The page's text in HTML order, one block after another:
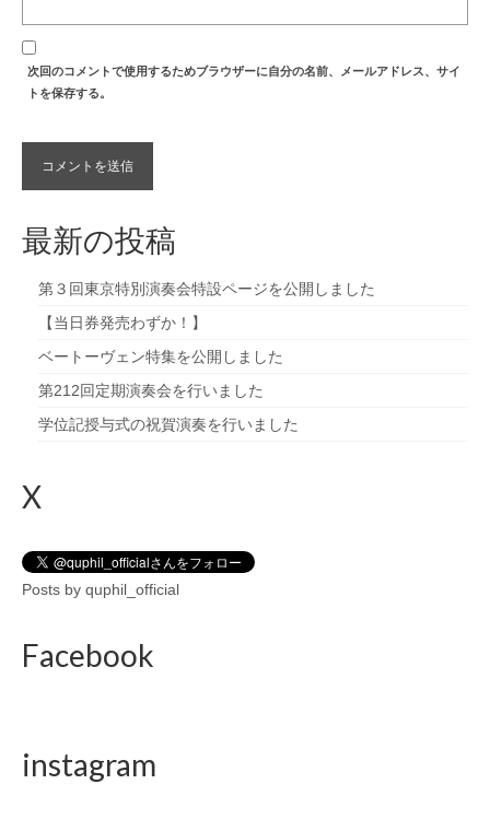
次回のコメントで使用するためブラウザーに自分の名前、メールアドレス、サイ
トを保存する。
最新の投稿
第３回東京特別演奏会特設ページを公開しました
【当日券発売わずか！】
ベートーヴェン特集を公開しました
第212回定期演奏会を行いました
学位記授与式の祝賀演奏を行いました
X
Posts by quphil_official
Facebook
instagram